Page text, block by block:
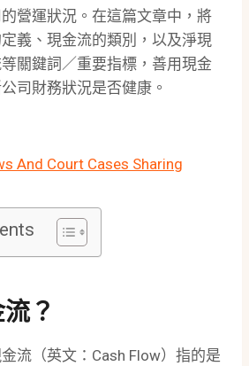
營運狀況。在這篇文章中，將
義、現金流的類別，以及淨現
關鍵詞／重要指標，善用現金
司財務狀況是否健康。
And Court Cases Sharing
？
流（英文：Cash Flow）指的是